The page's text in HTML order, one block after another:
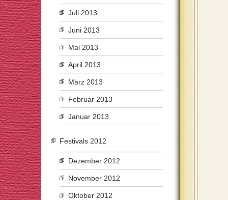
Juli 2013
Juni 2013
Mai 2013
April 2013
März 2013
Februar 2013
Januar 2013
Festivals 2012
Dezember 2012
November 2012
Oktober 2012